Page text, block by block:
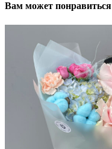
Вам может понравиться